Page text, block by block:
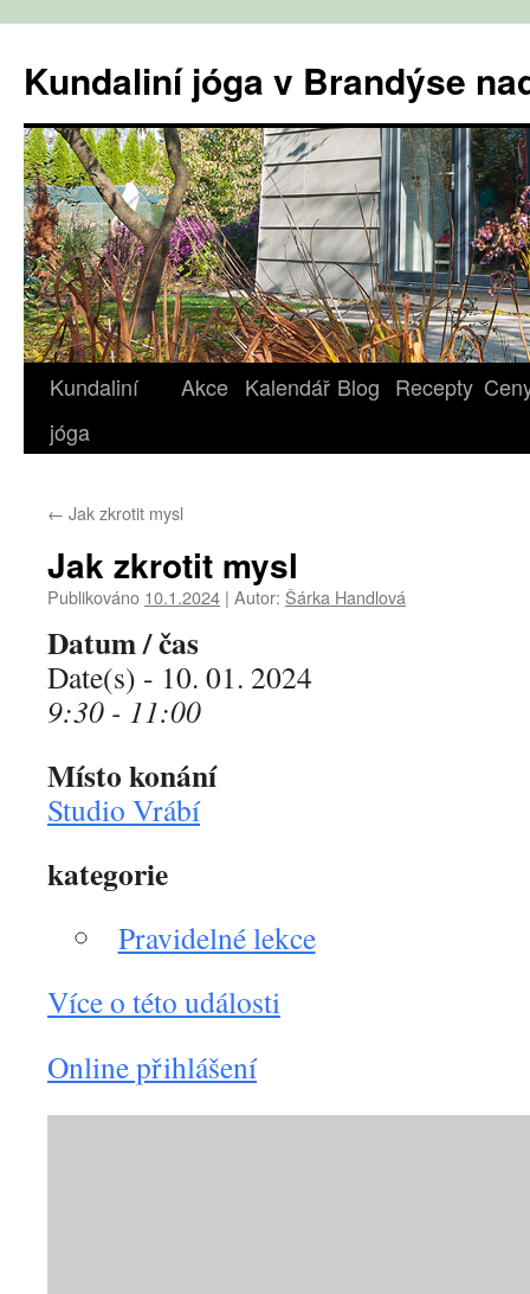
obsahu
webu
Kundaliní jóga v Brandýse
Kundaliní
jóga
Akce Kalendář Blog Recepty
← Jak zkrotit mysl
Jak zkrotit mysl
Publikováno 10.1.2024 | Autor: Šárka Handlová
Datum / čas
Date(s) - 10. 01. 2024
9:30 - 11:00
Místo konání
Studio Vrábí
kategorie
Pravidelné lekce
Více o této události
Online přihlášení